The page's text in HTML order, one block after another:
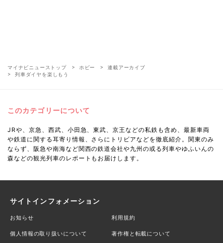
マイナビニューストップ ホビー
連載アーカイブ
列車ダイヤを楽しもう
このカテゴリーについて
JRや、京急、西武、小田急、東武、京王などの私鉄も含め、最新車両
や鉄道に関する耳寄り情報、さらにトリビアなどを徹底紹介。関東のみ
ならず、阪急や南海など関西の鉄道会社や九州の或る列車やゆふいんの
森などの観光列車のレポートもお届けします。
サイトインフォメーション
お知らせ 利用規約
個人情報の取り扱いについて 著作権と転載について